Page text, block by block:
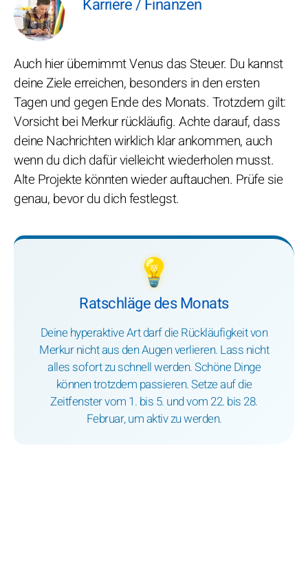
Karriere / Finanzen
Auch hier übernimmt Venus das Steuer. Du kannst
deine Ziele erreichen, besonders in den ersten
Tagen und gegen Ende des Monats. Trotzdem gilt:
Vorsicht bei Merkur rückläufig. Achte darauf, dass
deine Nachrichten wirklich klar ankommen, auch
wenn du dich dafür vielleicht wiederholen musst.
Alte Projekte könnten wieder auftauchen. Prüfe sie
genau, bevor du dich festlegst.
💡
Ratschläge des Monats
Deine hyperaktive Art darf die Rückläufigkeit von
Merkur nicht aus den Augen verlieren. Lass nicht
alles sofort zu schnell werden. Schöne Dinge
können trotzdem passieren. Setze auf die
Zeitfenster vom 1. bis 5. und vom 22. bis 28.
Februar, um aktiv zu werden.